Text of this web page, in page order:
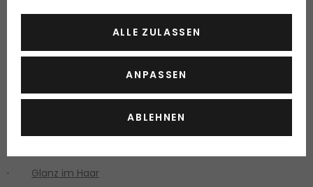
Nahrung und beliebteste Ingredienzien der
Strittige Inhaltsstoffe in der Haarkosmetik
·Lebensmittel für schönes Haar
· Glanz im Haar
ALLE ZULASSEN
ANPASSEN
ABLEHNEN